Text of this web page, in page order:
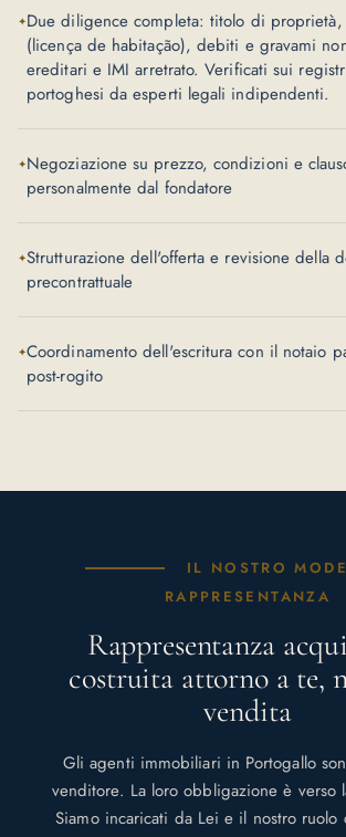
Due diligence completa: titolo di proprietà,
(licença de habitação), debiti e gravami
ereditari e IMI arretrato. Verificati sui
portoghesi da esperti legali indipendenti.
Negoziazione su prezzo, condizioni e
personalmente dal fondatore
Strutturazione dell'offerta e revisione della
precontrattuale
Coordinamento dell'escritura con il notaio
post-rogito
IL NOSTRO
RAPPRESENTANZA
Rappresentanza
costruita attorno a te,
vendita
Gli agenti immobiliari in Portogallo
venditore. La loro obbligazione è verso
Siamo incaricati da Lei e il nostro